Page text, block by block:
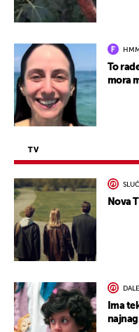
To
mora
TV
Nova
Ima